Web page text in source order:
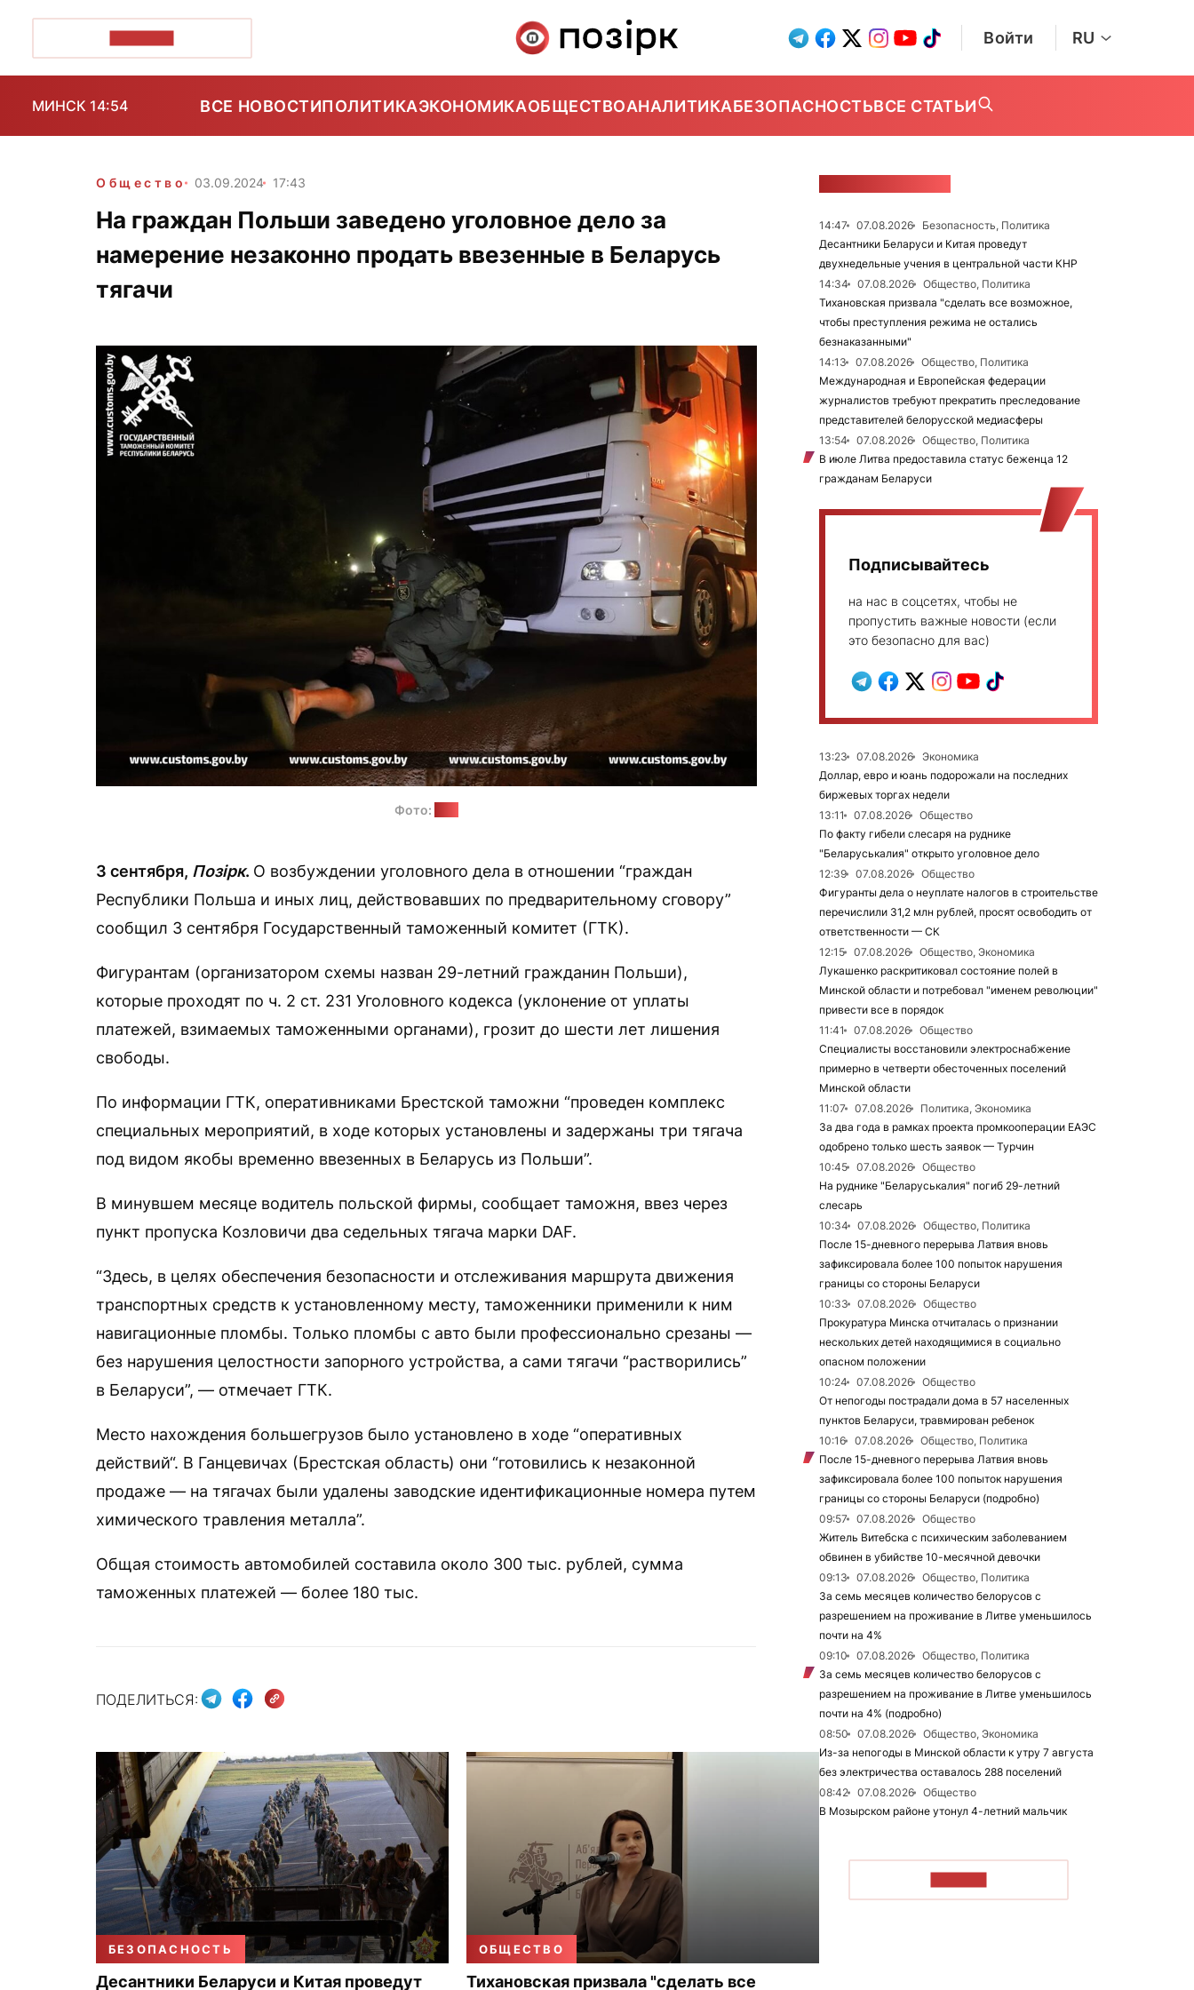
Войти RU
МИНСК 14:54 ВСЕ НОВОСТИПОЛИТИКАЭКОНОМИКАОБЩЕСТВОАНАЛИТИКАБЕЗОПАСНОСТЬВСЕ СТАТЬИ
Общество 03.09.2024 17:43
На граждан Польши заведено уголовное дело за
намерение незаконно продать ввезенные в Беларусь
тягачи
Фото:
3 сентября, Позірк. О возбуждении уголовного дела в отношении “граждан
Республики Польша и иных лиц, действовавших по предварительному сговору”
сообщил 3 сентября Государственный таможенный комитет (ГТК).
Фигурантам (организатором схемы назван 29-летний гражданин Польши),
которые проходят по ч. 2 ст. 231 Уголовного кодекса (уклонение от уплаты
платежей, взимаемых таможенными органами), грозит до шести лет лишения
свободы.
По информации ГТК, оперативниками Брестской таможни “проведен комплекс
специальных мероприятий, в ходе которых установлены и задержаны три тягача
под видом якобы временно ввезенных в Беларусь из Польши”.
В минувшем месяце водитель польской фирмы, сообщает таможня, ввез через
пункт пропуска Козловичи два седельных тягача марки DAF.
“Здесь, в целях обеспечения безопасности и отслеживания маршрута движения
транспортных средств к установленному месту, таможенники применили к ним
навигационные пломбы. Только пломбы с авто были профессионально срезаны —
без нарушения целостности запорного устройства, а сами тягачи “растворились”
в Беларуси”, — отмечает ГТК.
Место нахождения большегрузов было установлено в ходе “оперативных
действий“. В Ганцевичах (Брестская область) они “готовились к незаконной
продаже — на тягачах были удалены заводские идентификационные номера путем
химического травления металла”.
Общая стоимость автомобилей составила около 300 тыс. рублей, сумма
таможенных платежей — более 180 тыс.
ПОДЕЛИТЬСЯ:
БЕЗОПАСНОСТЬ
Десантники Беларуси и Китая проведут
ОБЩЕСТВО
Тихановская призвала "сделать все
14:47 07.08.2026
Безопасность, Политика
Десантники Беларуси и Китая проведут
двухнедельные учения в центральной части КНР
14:34
07.08.2026
Общество, Политика
Тихановская призвала "сделать все возможное,
чтобы преступления режима не остались
безнаказанными"
14:13
07.08.2026
Общество, Политика
Международная и Европейская федерации
журналистов требуют прекратить преследование
представителей белорусской медиасферы
13:54
07.08.2026
Общество, Политика
В июле Литва предоставила статус беженца 12
гражданам Беларуси
Подписывайтесь
на нас в соцсетях, чтобы не
пропустить важные новости (если
это безопасно для вас)
13:23 07.08.2026
Экономика
Доллар, евро и юань подорожали на последних
биржевых торгах недели
13:11
07.08.2026
Общество
По факту гибели слесаря на руднике
"Беларуськалия" открыто уголовное дело
12:39
07.08.2026
Общество
Фигуранты дела о неуплате налогов в строительстве
перечислили 31,2 млн рублей, просят освободить от
ответственности — СК
12:15
07.08.2026
Общество, Экономика
Лукашенко раскритиковал состояние полей в
Минской области и потребовал "именем революции"
привести все в порядок
11:41
07.08.2026
Общество
Специалисты восстановили электроснабжение
примерно в четверти обесточенных поселений
Минской области
11:07
07.08.2026
Политика, Экономика
За два года в рамках проекта промкооперации ЕАЭС
одобрено только шесть заявок — Турчин
10:45
07.08.2026
Общество
На руднике "Беларуськалия" погиб 29-летний
слесарь
10:34
07.08.2026
Общество, Политика
После 15-дневного перерыва Латвия вновь
зафиксировала более 100 попыток нарушения
границы со стороны Беларуси
10:33
07.08.2026
Общество
Прокуратура Минска отчиталась о признании
нескольких детей находящимися в социально
опасном положении
10:24
07.08.2026
Общество
От непогоды пострадали дома в 57 населенных
пунктов Беларуси, травмирован ребенок
10:16
07.08.2026
Общество, Политика
После 15-дневного перерыва Латвия вновь
зафиксировала более 100 попыток нарушения
границы со стороны Беларуси (подробно)
09:57
07.08.2026
Общество
Житель Витебска с психическим заболеванием
обвинен в убийстве 10-месячной девочки
09:13
07.08.2026
Общество, Политика
За семь месяцев количество белорусов с
разрешением на проживание в Литве уменьшилось
почти на 4%
09:10
07.08.2026
Общество, Политика
За семь месяцев количество белорусов с
разрешением на проживание в Литве уменьшилось
почти на 4% (подробно)
08:50
07.08.2026
Общество, Экономика
Из-за непогоды в Минской области к утру 7 августа
без электричества оставалось 288 поселений
08:42
07.08.2026
Общество
В Мозырском районе утонул 4-летний мальчик